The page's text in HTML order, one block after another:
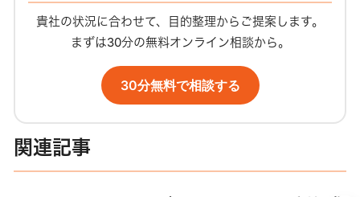
貴社の状況に合わせて、目的整理からご提案します。
まずは30分の無料オンライン相談から。
30分無料で相談する
関連記事